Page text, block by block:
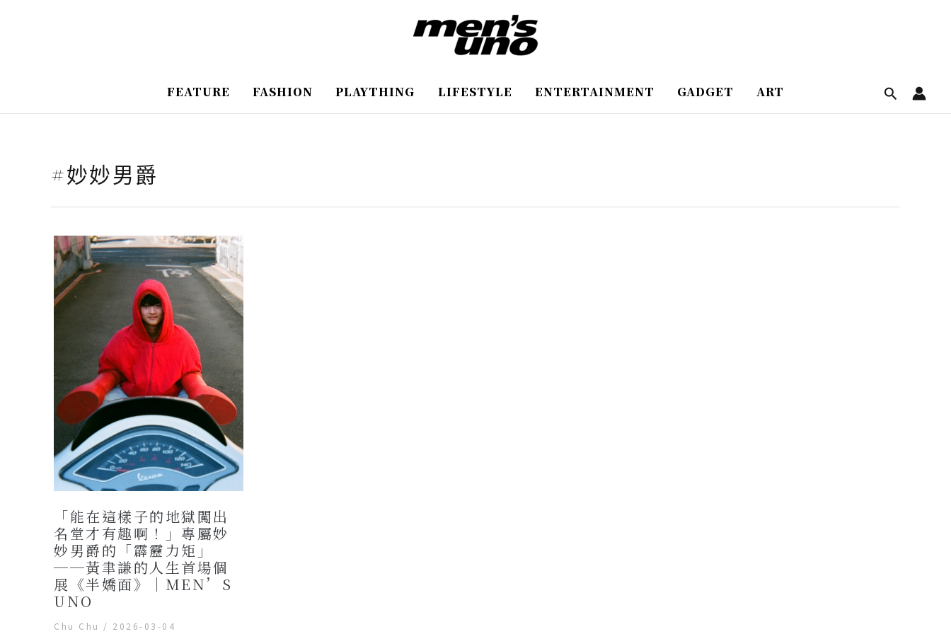
容
FEATURE FASHION PLAYTHING LIFESTYLE ENTERTAINMENT GADGET ART
#妙妙男爵
「能在這樣子的地獄闖出
名堂才有趣啊！」專屬妙
妙男爵的「霹靂力矩」
──黃聿謙的人生首場個
展《半嬌面》｜MEN’S
UNO
Chu Chu / 2026-03-04